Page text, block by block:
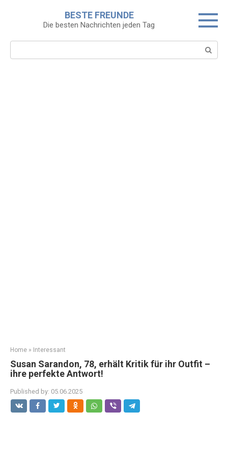
BESTE FREUNDE
Die besten Nachrichten jeden Tag
Search:
Home » Interessant
Susan Sarandon, 78, erhält Kritik für ihr Outfit –
ihre perfekte Antwort!
Published by: 05.06.2025